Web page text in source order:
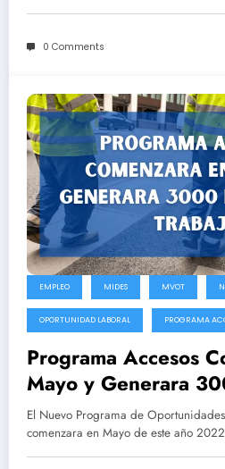
0 Comments
EMPLEO MIDES MVOT
OPORTUNIDAD LABORAL PROGRAMA
Programa Accesos
Mayo y Generara
Trabajo
El Nuevo Programa de
comenzara en Mayo de este año